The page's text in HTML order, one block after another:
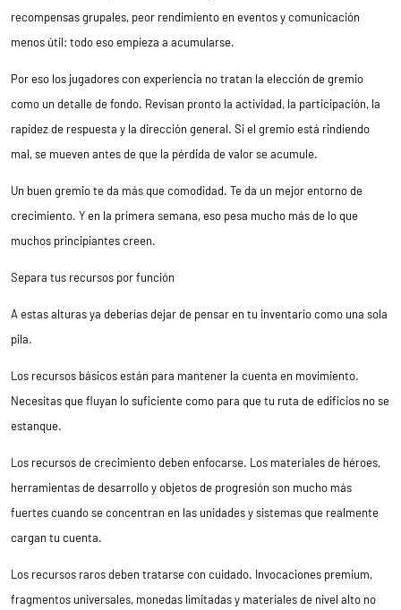
recompensas grupales, peor rendimiento en eventos y comunicación
menos útil: todo eso empieza a acumularse.
Por eso los jugadores con experiencia no tratan la elección de gremio
como un detalle de fondo. Revisan pronto la actividad, la participación, la
rapidez de respuesta y la dirección general. Si el gremio está rindiendo
mal, se mueven antes de que la pérdida de valor se acumule.
Un buen gremio te da más que comodidad. Te da un mejor entorno de
crecimiento. Y en la primera semana, eso pesa mucho más de lo que
muchos principiantes creen.
Separa tus recursos por función
A estas alturas ya deberías dejar de pensar en tu inventario como una sola
pila.
Los recursos básicos están para mantener la cuenta en movimiento.
Necesitas que fluyan lo suficiente como para que tu ruta de edificios no se
estanque.
Los recursos de crecimiento deben enfocarse. Los materiales de héroes,
herramientas de desarrollo y objetos de progresión son mucho más
fuertes cuando se concentran en las unidades y sistemas que realmente
cargan tu cuenta.
Los recursos raros deben tratarse con cuidado. Invocaciones premium,
fragmentos universales, monedas limitadas y materiales de nivel alto no